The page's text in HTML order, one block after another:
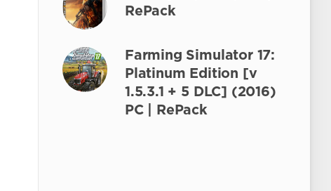
RePack
Farming Simulator 17:
Platinum Edition [v
1.5.3.1 + 5 DLC] (2016)
PC | RePack